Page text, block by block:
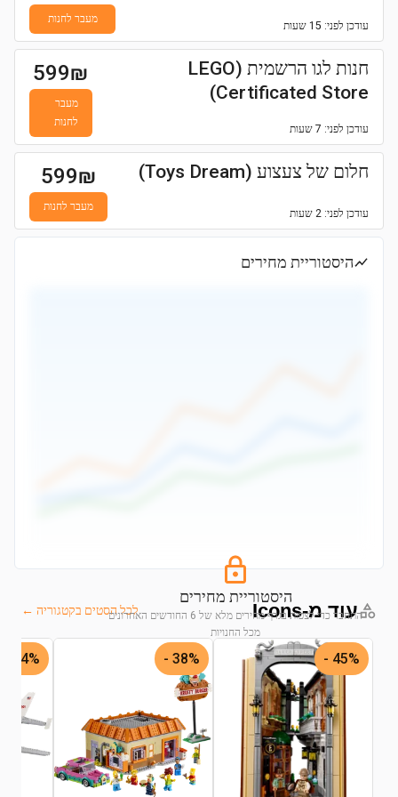
עודכן לפני: 15 שעות
מעבר לחנות
חנות לגו הרשמית (LEGO
Certificated Store)
עודכן לפני: 7 שעות
599₪
מעבר
לחנות
חלום של צעצוע (Toys Dream)
עודכן לפני: 2 שעות
599₪
מעבר לחנות
היסטוריית מחירים
היסטוריית מחירים
התחבר כדי לצפות בגרף מחירים מלא של 6 החודשים האחרונים
מכל החנויות
התחבר לצפייה בגרף
עוד מ-Icons לכל הסטים בקטגוריה ←
45% -
38% -
24% -